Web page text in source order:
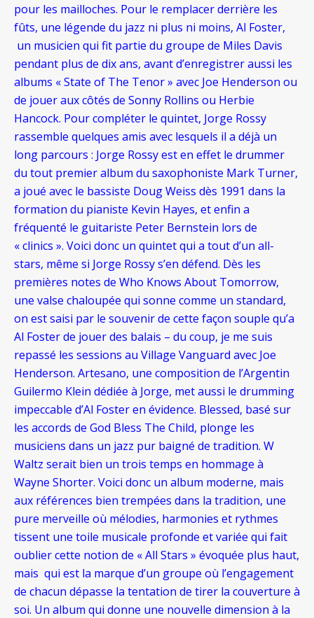
pour les mailloches. Pour le remplacer derrière les
fûts, une légende du jazz ni plus ni moins, Al Foster,
un musicien qui fit partie du groupe de Miles Davis
pendant plus de dix ans, avant d’enregistrer aussi les
albums « State of The Tenor » avec Joe Henderson ou
de jouer aux côtés de Sonny Rollins ou Herbie
Hancock. Pour compléter le quintet, Jorge Rossy
rassemble quelques amis avec lesquels il a déjà un
long parcours : Jorge Rossy est en effet le drummer
du tout premier album du saxophoniste Mark Turner,
a joué avec le bassiste Doug Weiss dès 1991 dans la
formation du pianiste Kevin Hayes, et enfin a
fréquenté le guitariste Peter Bernstein lors de
« clinics ». Voici donc un quintet qui a tout d’un all-
stars, même si Jorge Rossy s’en défend. Dès les
premières notes de Who Knows About Tomorrow,
une valse chaloupée qui sonne comme un standard,
on est saisi par le souvenir de cette façon souple qu’a
Al Foster de jouer des balais – du coup, je me suis
repassé les sessions au Village Vanguard avec Joe
Henderson. Artesano, une composition de l’Argentin
Guilermo Klein dédiée à Jorge, met aussi le drumming
impeccable d’Al Foster en évidence. Blessed, basé sur
les accords de God Bless The Child, plonge les
musiciens dans un jazz pur baigné de tradition. W
Waltz serait bien un trois temps en hommage à
Wayne Shorter. Voici donc un album moderne, mais
aux références bien trempées dans la tradition, une
pure merveille où mélodies, harmonies et rythmes
tissent une toile musicale profonde et variée qui fait
oublier cette notion de « All Stars » évoquée plus haut,
mais qui est la marque d’un groupe où l’engagement
de chacun dépasse la tentation de tirer la couverture à
soi. Un album qui donne une nouvelle dimension à la